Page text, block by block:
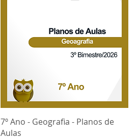
7º Ano - Geografia - Planos de
Aulas